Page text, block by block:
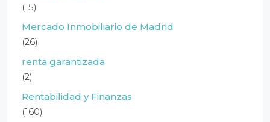
(15)
Mercado Inmobiliario de Madrid
(26)
renta garantizada
(2)
Rentabilidad y Finanzas
(160)